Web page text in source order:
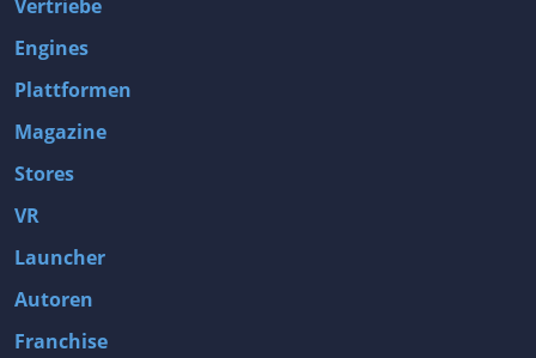
Vertriebe
Engines
Plattformen
Magazine
Stores
VR
Launcher
Autoren
Franchise